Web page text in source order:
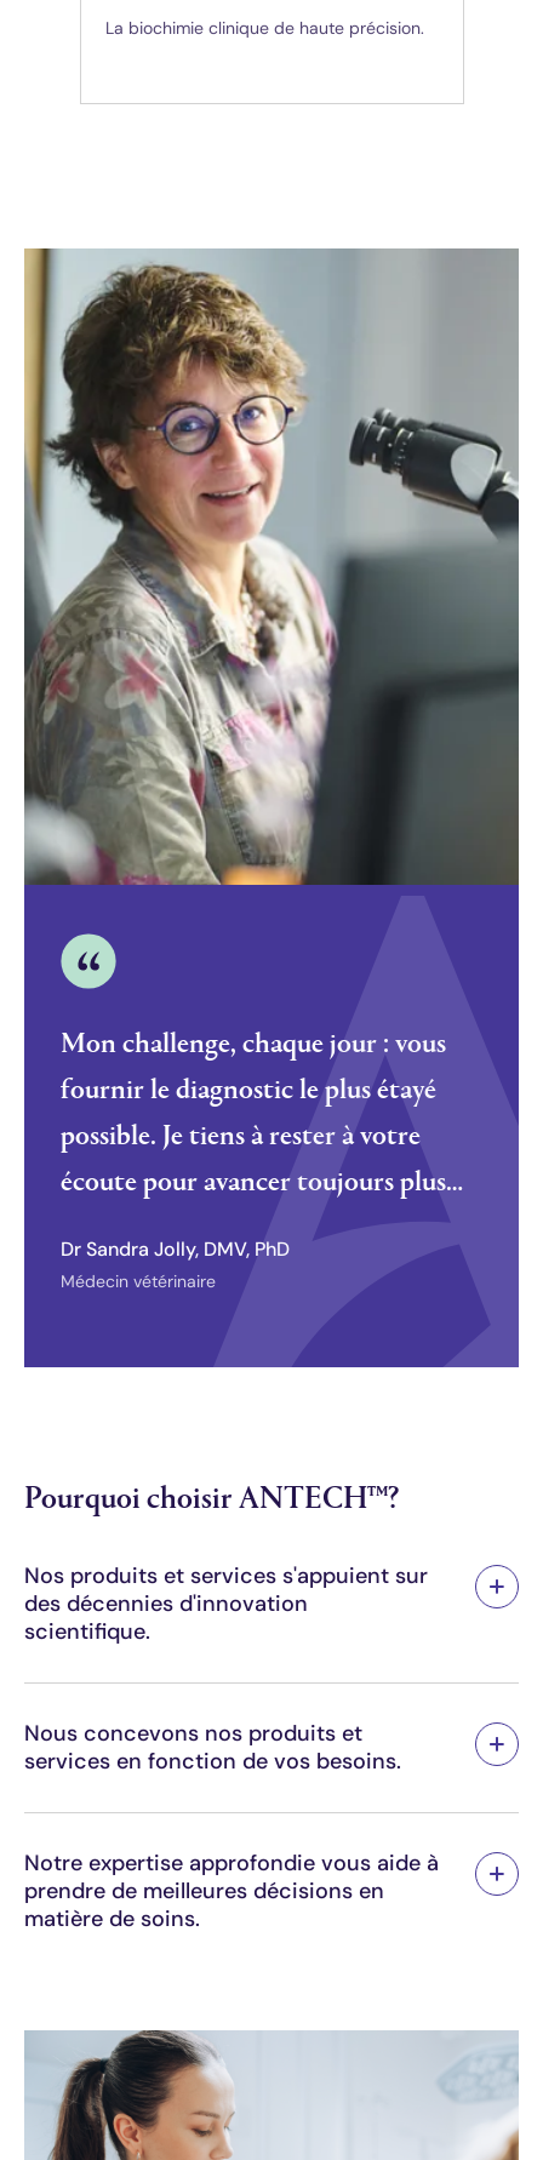
La biochimie clinique de haute précision.
Mon challenge, chaque jour : vous
fournir le diagnostic le plus étayé
possible. Je tiens à rester à votre
écoute pour avancer toujours plus
Dr Sandra Jolly, DMV, PhD
Médecin vétérinaire
Pourquoi choisir ANTECH™?
Nos produits et services s'appuient sur
des décennies d'innovation
scientifique.
Nous concevons nos produits et
services en fonction de vos besoins.
Notre expertise approfondie vous aide à
prendre de meilleures décisions en
matière de soins.